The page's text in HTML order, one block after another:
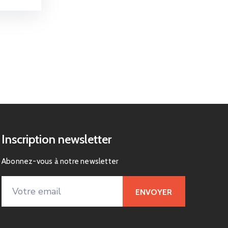
Inscription newsletter
Abonnez-vous à notre newsletter